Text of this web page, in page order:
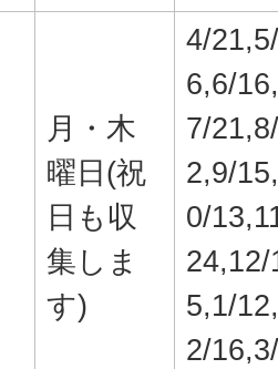
月・木
曜日(祝
日も収
集しま
す)
4/
6,6/16,
7/
2,9/
0/
24,12/
5,1/12,
2/